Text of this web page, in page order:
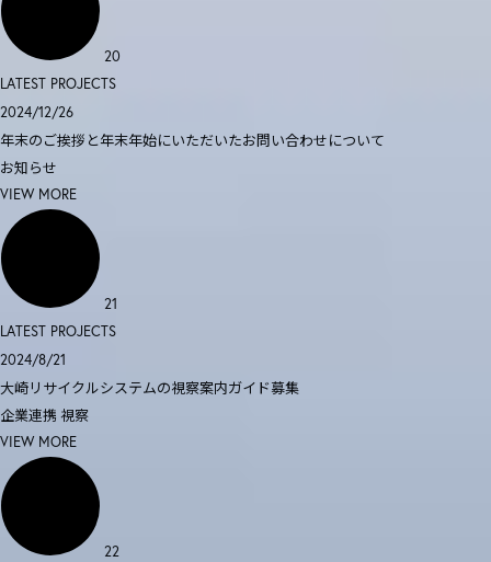
20
LATEST PROJECTS
2024/12/26
年末のご挨拶と年末年始にいただいたお問い合わせについて
お知らせ
VIEW MORE
21
LATEST PROJECTS
2024/8/21
大崎リサイクルシステムの視察案内ガイド募集
企業連携 視察
VIEW MORE
22